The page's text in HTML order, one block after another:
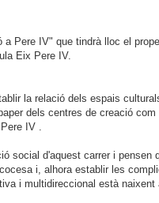
Pere IV" que tindrà lloc el
Eix Pere IV.
la relació dels espais
dels centres de creació
IV .
social d'aquest carrer i pensen
i, alhora establir les
i multidireccional està naixent